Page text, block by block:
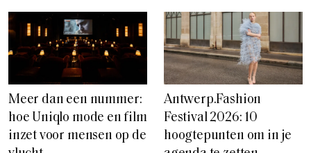
Meer dan een nummer:
hoe Uniqlo mode en film
inzet voor mensen op de
Antwerp.Fashion
Festival 2026: 10
hoogtepunten om in je